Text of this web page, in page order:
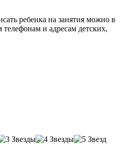
ребенка на занятия можно в
и адресам детских,